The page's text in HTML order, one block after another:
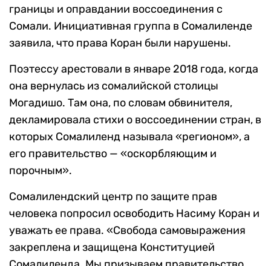
границы и оправдании воссоединения с
Сомали. Инициативная группа в Сомалиленде
заявила, что права Коран были нарушены.
Поэтессу арестовали в январе 2018 года, когда
она вернулась из сомалийской столицы
Могадишо. Там она, по словам обвинителя,
декламировала стихи о воссоединении стран, в
которых Сомалиленд называла «регионом», а
его правительство — «оскорбляющим и
порочным».
Сомалилендский центр по защите прав
человека попросил освободить Насиму Коран и
уважать ее права. «Свобода самовыражения
закреплена и защищена Конституцией